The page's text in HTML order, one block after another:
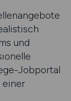
und
Jobportal
einer